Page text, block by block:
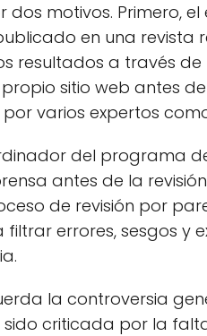
motivos. Primero,
en una revista
resultados a través
sitio web antes
varios expertos
del programa
antes de la
de revisión por
errores, sesgos y
la controversia
sido criticada por la